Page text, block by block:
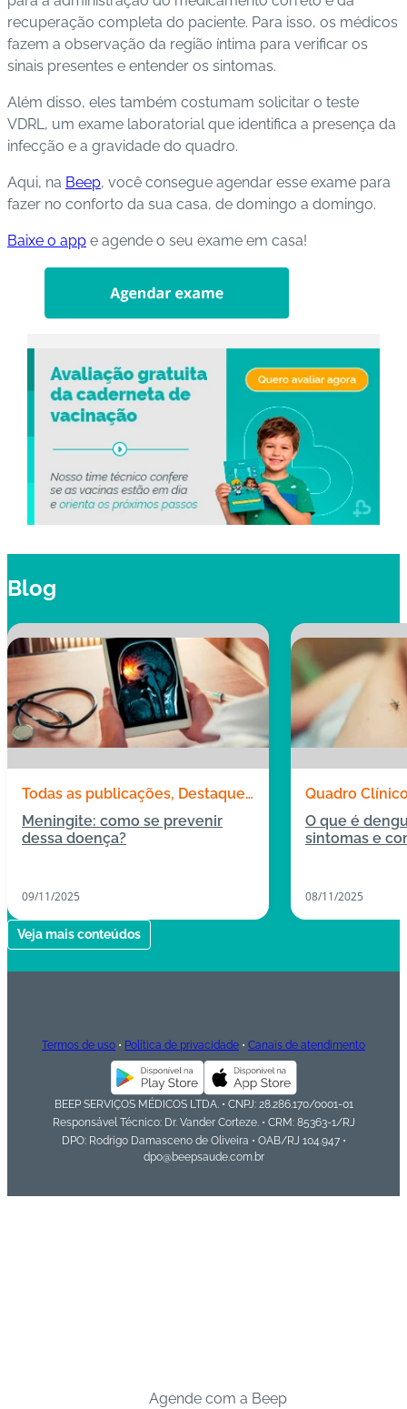
recuperação completa do paciente. Para isso, os médicos
fazem a observação da região íntima para verificar os
sinais presentes e entender os sintomas.
Além disso, eles também costumam solicitar o teste
VDRL, um exame laboratorial que identifica a presença da
infecção e a gravidade do quadro.
Aqui, na Beep, você consegue agendar esse exame para
fazer no conforto da sua casa, de domingo a domingo.
Baixe o app e agende o seu exame em casa!
Blog
Todas as publicações Destaques
Quadro Clínico
Meningite: como se prevenir
dessa doença?
09/11/2025
Quadro
O que é
sintomas e
08/11/2025
Veja mais conteúdos
Termos de uso • Política de privacidade • Canais de atendimento
BEEP SERVIÇOS MÉDICOS LTDA. • CNPJ: 28.286.170/0001-01
Responsável Técnico: Dr. Vander Corteze. • CRM: 85363-1/RJ
DPO: Rodrigo Damasceno de Oliveira • OAB/RJ 104.947 •
dpo@beepsaude.com.br
Agende com a Beep